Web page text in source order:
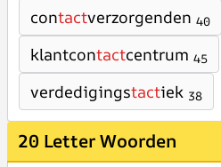
contactverzorgenden 40
klantcontactcentrum 45
verdedigingstactiek 38
20 Letter Woorden